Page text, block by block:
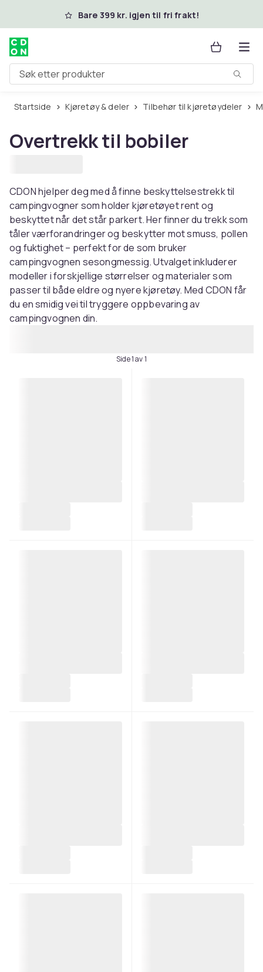
Hopp til hovedinnholdBare 399 kr. igjen til fri frakt!
Søk etter produkter
Startside Kjøretøy & deler Tilbehør til kjøretøydeler
Overtrekk til bobiler
CDON hjelper deg med å finne beskyttelsestrekk til
campingvogner som holder kjøretøyet rent og
beskyttet når det står parkert. Her finner du trekk som
tåler værforandringer og beskytter mot smuss, pollen
og fuktighet – perfekt for de som bruker
campingvognen sesongmessig. Utvalget inkluderer
modeller i forskjellige størrelser og materialer som
passer til både eldre og nyere kjøretøy. Med CDON får
du en smidig vei til tryggere oppbevaring av
campingvognen din.
Side 1 av 1